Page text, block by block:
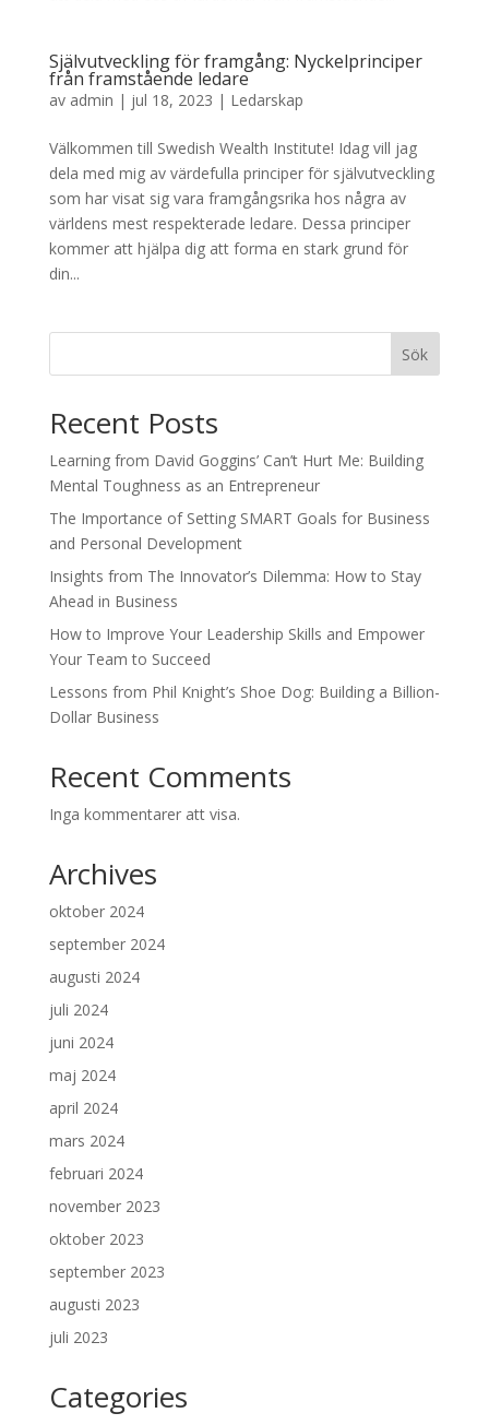
Självutveckling för framgång: Nyckelprinciper
från framstående ledare
av admin | jul 18, 2023 | Ledarskap
Välkommen till Swedish Wealth Institute! Idag vill jag
dela med mig av värdefulla principer för självutveckling
som har visat sig vara framgångsrika hos några av
världens mest respekterade ledare. Dessa principer
kommer att hjälpa dig att forma en stark grund för
din...
Sök
Recent Posts
Learning from David Goggins’ Can’t Hurt Me: Building
Mental Toughness as an Entrepreneur
The Importance of Setting SMART Goals for Business
and Personal Development
Insights from The Innovator’s Dilemma: How to Stay
Ahead in Business
How to Improve Your Leadership Skills and Empower
Your Team to Succeed
Lessons from Phil Knight’s Shoe Dog: Building a Billion-
Dollar Business
Recent Comments
Inga kommentarer att visa.
Archives
oktober 2024
september 2024
augusti 2024
juli 2024
juni 2024
maj 2024
april 2024
mars 2024
februari 2024
november 2023
oktober 2023
september 2023
augusti 2023
juli 2023
Categories